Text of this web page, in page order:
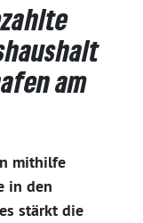
am
mithilfe
in den
stärkt die